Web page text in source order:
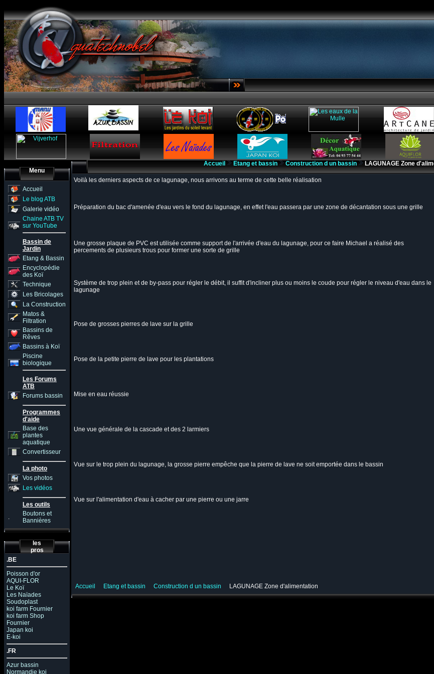
Menu
Accueil
Le blog ATB
Galerie vidéo
Chaine ATB TV
sur YouTube
Bassin de
Jardin
Etang & Bassin
Encyclopédie
des Koï
Technique
Les Bricolages
La Construction
Matos &
Filtration
Bassins de
Rêves
Bassins à Koï
Piscine
biologique
Les Forums
ATB
Forums bassin
Programmes
d'aide
Base des
plantes
aquatique
Convertisseur
La photo
Vos photos
Les vidéos
Les outils
.
Boutons et
Bannières
les
pros
.BE
Poisson d'or
AQUI-FLOR
Le Koï
Les Naïades
Soudoplast
koi farm Fournier
koi farm Shop
Fournier
Japan koi
E-koi
.FR
Azur bassin
Normandie koi
Accueil Etang et bassin Construction d un bassin LAGUNAGE Zone
Voilà les derniers aspects de ce lagunage, nous arrivons au terme de cette belle réalisation
Préparation du bac d'amenée d'eau vers le fond du lagunage, en effet l'eau passera par une zone de décantation sous une grille
Une grosse plaque de PVC est utilisée comme support de l'arrivée d'eau du lagunage, pour ce faire Michael a réalisé des
percements de plusieurs trous pour former une sorte de grille
Système de trop plein et de by-pass pour régler le débit, il suffit d'incliner plus ou moins le coude pour régler le niveau d'eau dans le
lagunage
Pose de grosses pierres de lave sur la grille
Pose de la petite pierre de lave pour les plantations
Mise en eau réussie
Une vue générale de la cascade et des 2 larmiers
Vue sur le trop plein du lagunage, la grosse pierre empêche que la pierre de lave ne soit emportée dans le bassin
Vue sur l'alimentation d'eau à cacher par une pierre ou une jarre
Accueil Etang et bassin Construction d un bassin LAGUNAGE Zone d'alimentation